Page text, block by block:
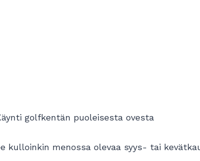
golfkentän puoleisesta ovesta
kulloinkin menossa olevaa syys- tai